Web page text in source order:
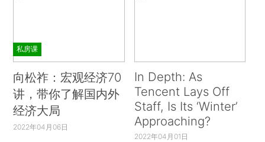
私房课
向松祚：宏观经济70
讲，带你了解国内外
经济大局
2022年04月06日
In Depth: As
Tencent Lays Off
Staff, Is Its ‘Winter’
Approaching?
2022年04月01日